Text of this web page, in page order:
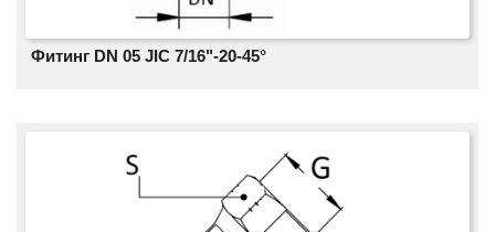
Фитинг DN 05 JIC 7/16"-20-45°